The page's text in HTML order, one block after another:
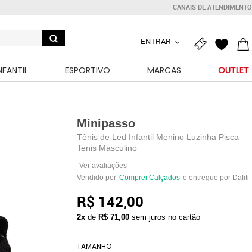
CANAIS DE ATENDIMENTO
ENTRAR
ESPORTIVO MARCAS OUTLET
Minipasso
Tênis de Led Infantil Menino Luzinha Pisca
Tenis Masculino
Ver avaliações
Vendido por Comprei Calçados e entregue por Dafiti
R$ 142,00
2xde R$ 71,00 sem juros no cartão
TAMANHO